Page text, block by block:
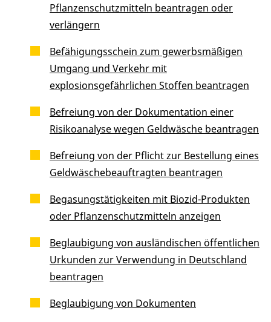
Pflanzenschutzmitteln beantragen oder
verlängern
Befähigungsschein zum gewerbsmäßigen
Umgang und Verkehr mit
explosionsgefährlichen Stoffen beantragen
Befreiung von der Dokumentation einer
Risikoanalyse wegen Geldwäsche beantragen
Befreiung von der Pflicht zur Bestellung eines
Geldwäschebeauftragten beantragen
Begasungstätigkeiten mit Biozid-Produkten
oder Pflanzenschutzmitteln anzeigen
Beglaubigung von ausländischen öffentlichen
Urkunden zur Verwendung in Deutschland
beantragen
Beglaubigung von Dokumenten